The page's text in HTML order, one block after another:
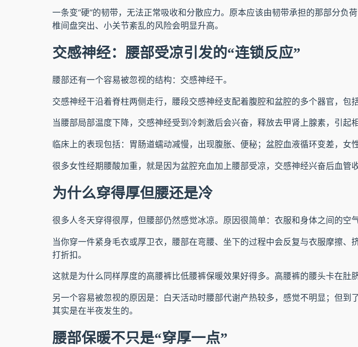
一条变“硬”的韧带，无法正常吸收和分散应力。原本应该由韧带承担的那部分
椎间盘突出、小关节紊乱的风险会明显升高。
交感神经：腰部受凉引发的“连锁反应”
腰部还有一个容易被忽视的结构：交感神经干。
交感神经干沿着脊柱两侧走行，腰段交感神经支配着腹腔和盆腔的多个器官，包
当腰部局部温度下降，交感神经受到冷刺激后会兴奋，释放去甲肾上腺素，引起
临床上的表现包括：胃肠道蠕动减慢，出现腹胀、便秘；盆腔血液循环变差，女
很多女性经期腰酸加重，就是因为盆腔充血加上腰部受凉，交感神经兴奋后血管
为什么穿得厚但腰还是冷
很多人冬天穿得很厚，但腰部仍然感觉冰凉。原因很简单：衣服和身体之间的空
当你穿一件紧身毛衣或厚卫衣，腰部在弯腰、坐下的过程中会反复与衣服摩擦
打折扣。
这就是为什么同样厚度的高腰裤比低腰裤保暖效果好得多。高腰裤的腰头卡在肚
另一个容易被忽视的原因是：白天活动时腰部代谢产热较多，感觉不明显；但
其实是在半夜发生的。
腰部保暖不只是“穿厚一点”